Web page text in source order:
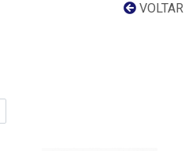
VOLTAR